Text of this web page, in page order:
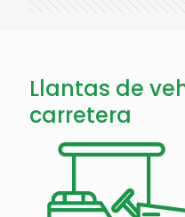
Llantas de
carretera